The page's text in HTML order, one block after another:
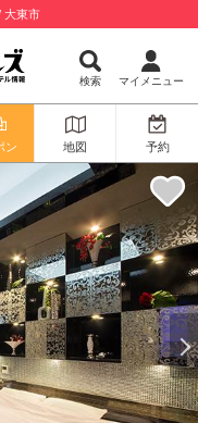
大東市
検索 マイメニュー
ン 地図 予約